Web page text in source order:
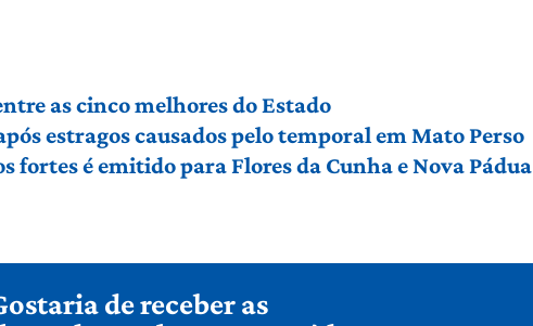
as cinco melhores do Estado
estragos causados pelo temporal em Mato Perso
é emitido para Flores da Cunha e Nova Pádua
de receber as